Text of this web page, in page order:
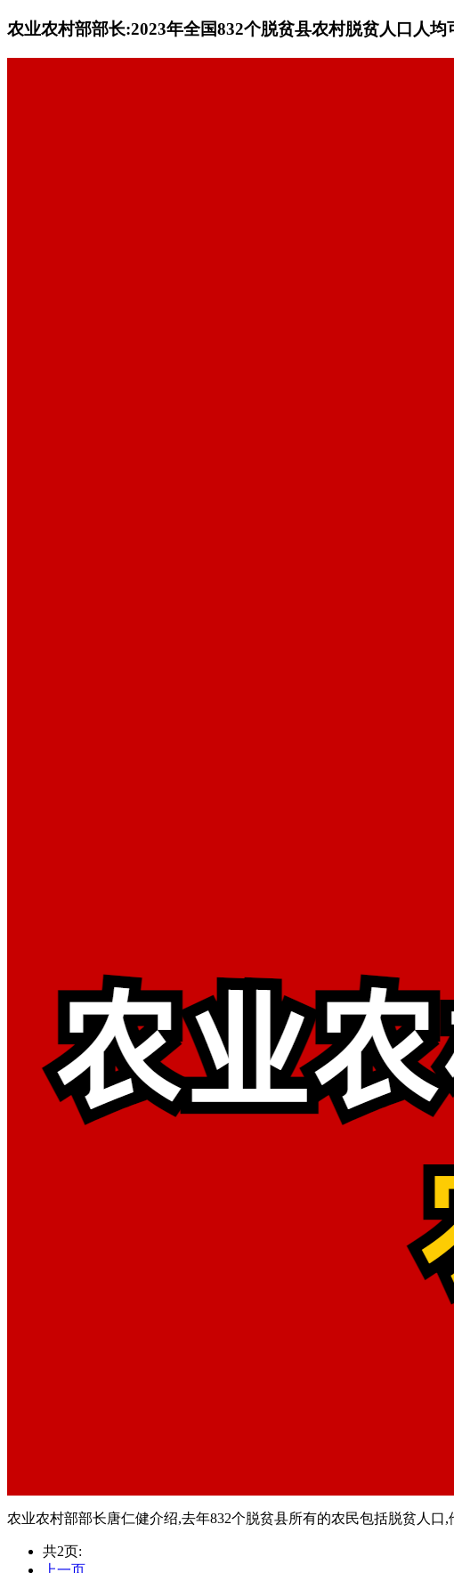
农业农村部部长:2023年全国832个脱贫县农村脱贫人口人均
农业农村部部长唐仁健介绍,去年832个脱贫县所有的农民包括脱贫人
共2页:
上一页